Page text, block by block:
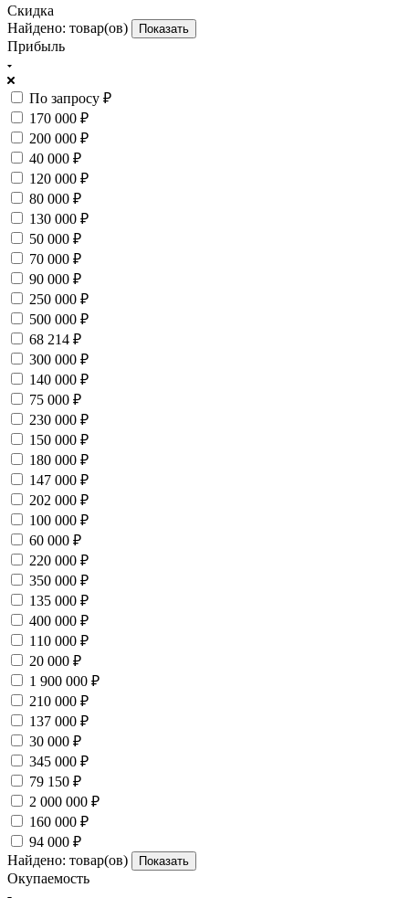
Скидка
Найдено: товар(ов) Показать
Прибыль
По запросу ₽
170 000 ₽
200 000 ₽
40 000 ₽
120 000 ₽
80 000 ₽
130 000 ₽
50 000 ₽
70 000 ₽
90 000 ₽
250 000 ₽
500 000 ₽
68 214 ₽
300 000 ₽
140 000 ₽
75 000 ₽
230 000 ₽
150 000 ₽
180 000 ₽
147 000 ₽
202 000 ₽
100 000 ₽
60 000 ₽
220 000 ₽
350 000 ₽
135 000 ₽
400 000 ₽
110 000 ₽
20 000 ₽
1 900 000 ₽
210 000 ₽
137 000 ₽
30 000 ₽
345 000 ₽
79 150 ₽
2 000 000 ₽
160 000 ₽
94 000 ₽
Найдено: товар(ов) Показать
Окупаемость